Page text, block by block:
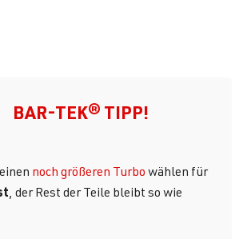
BAR-TEK® TIPP!
noch größeren Turbo wählen für
, der Rest der Teile bleibt so wie